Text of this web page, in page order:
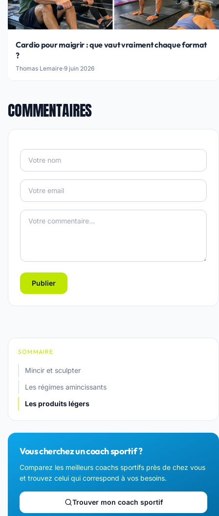
Cardio pour maigrir : que vaut vraiment chaque format
?
Thomas Lemaire·9 juin 2026
COMMENTAIRES
Publier
SOMMAIRE
Mincir et sculpter
Les régimes amincissants
Les produits légers
Vous cherchez un coach sportif ?
Comparez les meilleurs coachs sportifs près de chez vous
et trouvez celui qui correspond à vos besoins.
Trouver mon coach sportif